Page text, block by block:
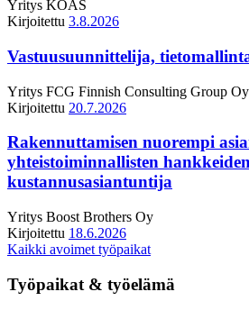
Yritys KOAS
Kirjoitettu 3.8.2026
Vastuusuunnittelija,
Yritys FCG Finnish Consulting Group Oy
Kirjoitettu 20.7.2026
Rakennuttamisen nuorempi
yhteistoiminnallisten
kustannusasiantuntija
Yritys Boost Brothers Oy
Kirjoitettu 18.6.2026
Kaikki avoimet työpaikat
Työpaikat & työelämä